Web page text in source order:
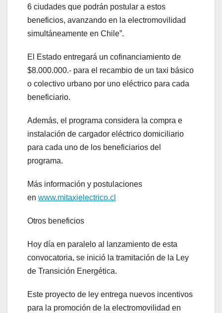
6 ciudades que podrán postular a estos
beneficios, avanzando en la electromovilidad
simultáneamente en Chile”.
El Estado entregará un cofinanciamiento de
$8.000.000.- para el recambio de un taxi básico
o colectivo urbano por uno eléctrico para cada
beneficiario.
Además, el programa considera la compra e
instalación de cargador eléctrico domiciliario
para cada uno de los beneficiarios del
programa.
Más información y postulaciones
en www.mitaxielectrico.cl
Otros beneficios
Hoy día en paralelo al lanzamiento de esta
convocatoria, se inició la tramitación de la Ley
de Transición Energética.
Este proyecto de ley entrega nuevos incentivos
para la promoción de la electromovilidad en